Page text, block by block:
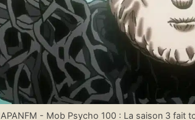
- Mob Psycho 100 : La saison 3 fait